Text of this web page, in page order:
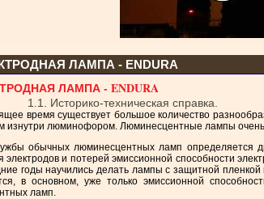
ЛАМПА - ENDURA
ЛАМПА - ENDURA
1.1. Историко-техническая справка.
время существует большое количество
изнутри люминофором. Люминесцентные лампы
обычных люминесцентных ламп определяется
электродов и потерей эмиссионной способности
годы научились делать лампы с защитной
в основном, уже только эмиссионной
ламп.